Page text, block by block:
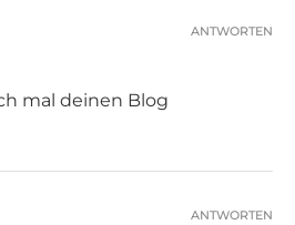
mal deinen Blog
ANTWORTEN
ANTWORTEN